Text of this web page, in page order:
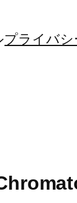
プライバ